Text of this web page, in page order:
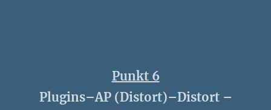
Punkt 6
Plugins–AP (Distort)–Distort –